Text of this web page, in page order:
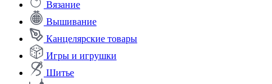
Вязание
Вышивание
Канцелярские товары
Игры и игрушки
Шитье